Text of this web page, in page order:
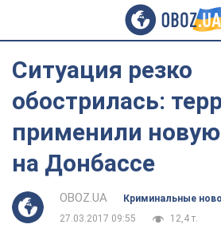
Ситуация резко
обострилась:
применили
на Донбассе
OBOZ.UA
Криминальные
27.03.2017 09:55
12,4 т.